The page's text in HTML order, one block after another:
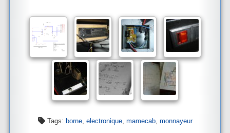
Tags: borne, electronique, mamecab, monnayeur